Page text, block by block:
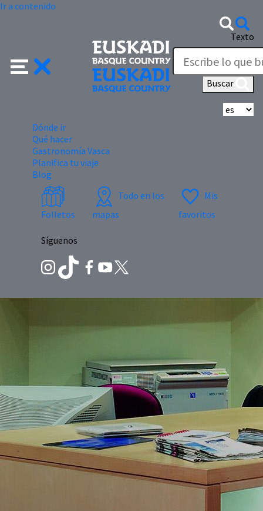
Ir a contenido
Texto
Buscar
Dónde ir
Qué hacer
Gastronomía Vasca
Planifica tu viaje
Blog
Folletos
Todo en los
mapas
Mis
favoritos
Síguenos